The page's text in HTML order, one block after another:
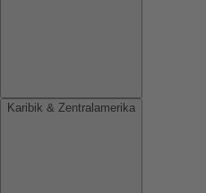
Karibik & Zentralamerika